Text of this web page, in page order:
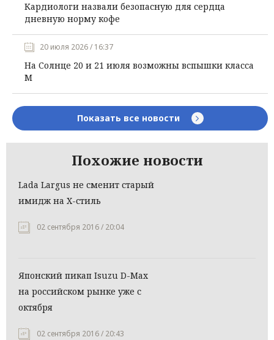
Кардиологи назвали безопасную для сердца
дневную норму кофе
20 июля 2026 / 16:37
На Солнце 20 и 21 июля возможны вспышки класса
М
Показать все новости
Похожие новости
Lada Largus не сменит старый
имидж на X-стиль
02 сентября 2016 / 20:04
Японский пикап Isuzu D-Max
на российском рынке уже с
октября
02 сентября 2016 / 20:43